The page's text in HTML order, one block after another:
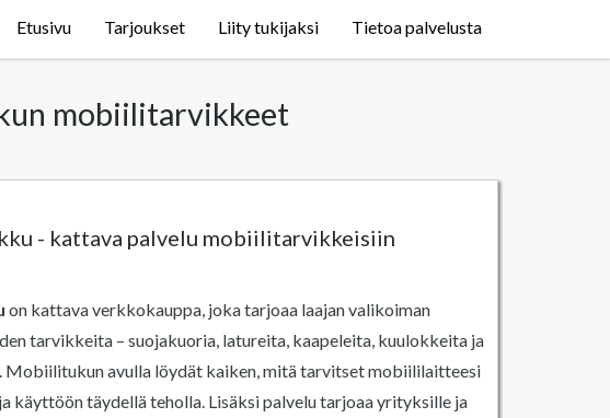
Etusivu Tarjoukset Liity tukijaksi Tietoa palvelusta
mobiilitarvikkeet
- kattava palvelu mobiilitarvikkeisiin
on kattava verkkokauppa, joka tarjoaa laajan valikoiman
tarvikkeita – suojakuoria, latureita, kaapeleita, kuulokkeita ja
Mobiilitukun avulla löydät kaiken, mitä tarvitset mobiililaitteesi
käyttöön täydellä teholla. Lisäksi palvelu tarjoaa yrityksille ja